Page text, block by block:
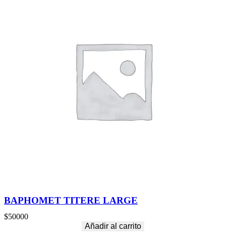
BAPHOMET TITERE LARGE
$50000
Añadir al carrito